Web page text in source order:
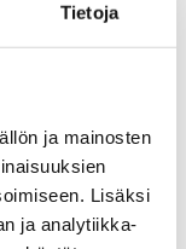
Tietoja
ja mainosten
Lisäksi
ja analytiikka-